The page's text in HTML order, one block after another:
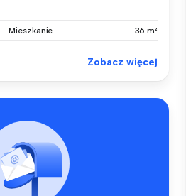
Mieszkanie 36 m²
Zobacz więcej